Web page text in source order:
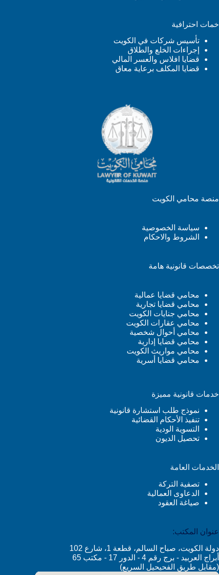
خمات احترافية
تأسيس شركات في الكويت
إجراءات الخلع والطلاق
قضايا افلاس والعسر المالي
قضايا المكلف برعاية معاق
منصة محامي الكويت
سياسة الخصوصية
الشروط والاحكام
تخصصات قانونية هامة
محامي قضايا عمالية
محامي قضايا تجارية
محامي جنايات الكويت
محامي عقارات الكويت
محامي أحوال شخصية
محامي قضايا إدارية
محامي مواريث الكويت
محامي قضايا أسرية
خدمات قانونية مميزة
نموذج طلب استشارة قانونية
تنفيذ الأحكام القضائية
التسوية الودية
تحصيل الديون
الخدمات العامة
تصفية التركة
الدعاوى العمالية
صياغة العقود
عنوان المكتب:
دولة الكويت، صباح السالم، قطعة 1، شارع 102
أبراج العربيد - برج رقم 4 - الدور 17 - مكتب 65
(مقابل طريق الفحيحيل السريع)